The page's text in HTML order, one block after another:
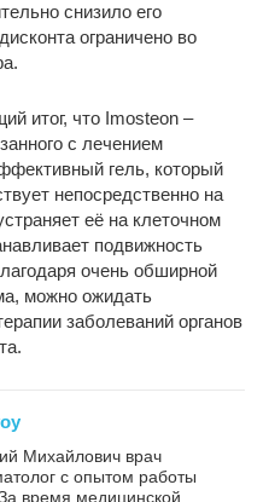
снизило его
ограничено во
итог, что Imosteon –
с лечением
гель, который
непосредственно на
её на клеточном
подвижность
очень обширной
можно ожидать
заболеваний органов
Михайлович врач
с опытом работы
время медицинской